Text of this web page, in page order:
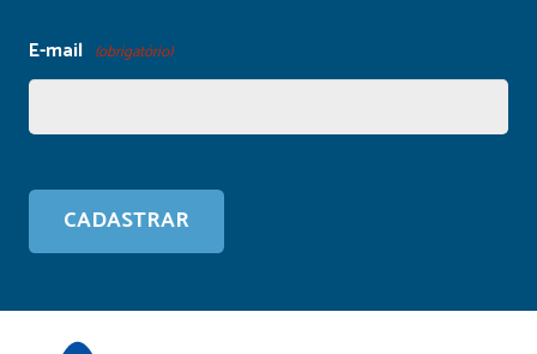
E-mail (obrigatório)